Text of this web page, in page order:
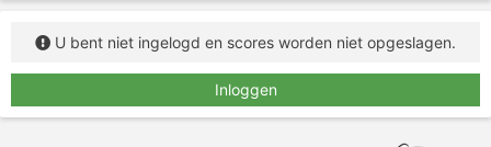
U bent niet ingelogd en scores worden niet opgeslagen.
Inloggen